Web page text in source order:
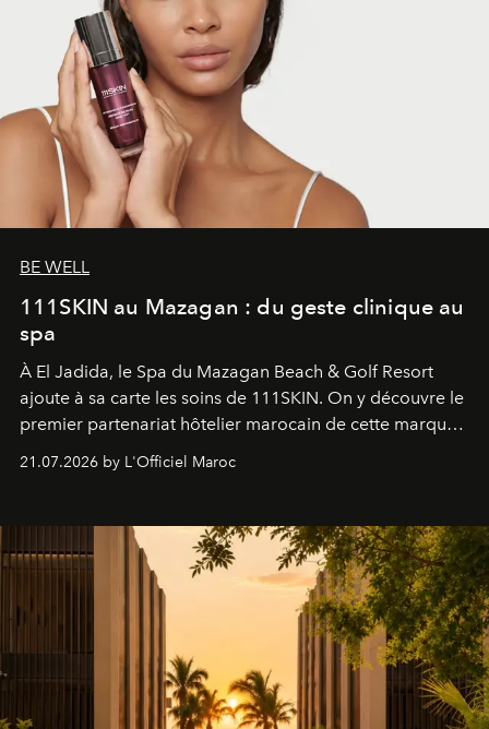
BE WELL
111SKIN au Mazagan : du geste clinique au
spa
À El Jadida, le Spa du Mazagan Beach & Golf Resort
ajoute à sa carte les soins de 111SKIN. On y découvre le
premier partenariat hôtelier marocain de cette marque
londonien et construite depuis autour d'un actif breveté,
21.07.2026 by L'Officiel Maroc